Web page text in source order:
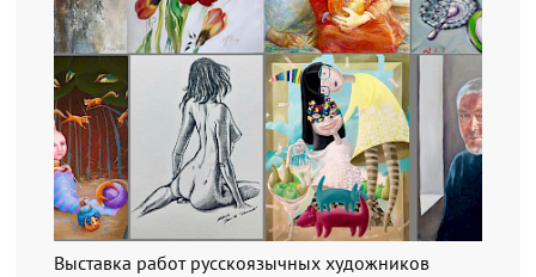
Выставка работ русскоязычных художников